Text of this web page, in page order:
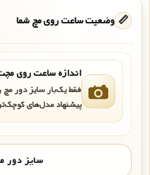
📏 وضعیت ساعت روی مچ شما
اندازه ساعت روی
فقط یک‌بار سایز دور
پیشنهاد مدل‌های
سایز دور